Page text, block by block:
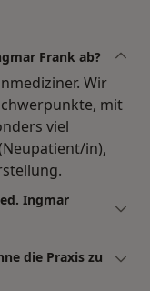
Frank ab?
Wir
mit
viel
in),
Ingmar
die Praxis zu